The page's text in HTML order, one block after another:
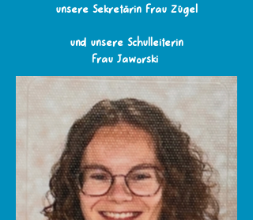
unsere Sekretärin Frau Zügel
und unsere Schulleiterin
Frau Jaworski